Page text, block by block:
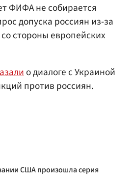
ФИФА не собирается
допуска россиян из-за
стороны европейских
о диалоге с Украиной
против россиян.
США произошла серия